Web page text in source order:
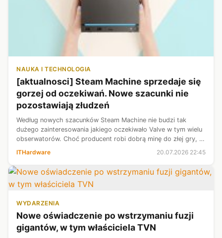
NAUKA I TECHNOLOGIA
[aktualnosci] Steam Machine sprzedaje się
gorzej od oczekiwań. Nowe szacunki nie
pozostawiają złudzeń
Według nowych szacunków Steam Machine nie budzi tak
dużego zainteresowania jakiego oczekiwało Valve w tym wielu
obserwatorów. Choć producent robi dobrą minę do złej gry, to
cena urządzenia sprawia, iż jest ono dedykowane głównie
ITHardware 20.07.2026 22:45
WYDARZENIA
Nowe oświadczenie po wstrzymaniu fuzji
gigantów, w tym właściciela TVN